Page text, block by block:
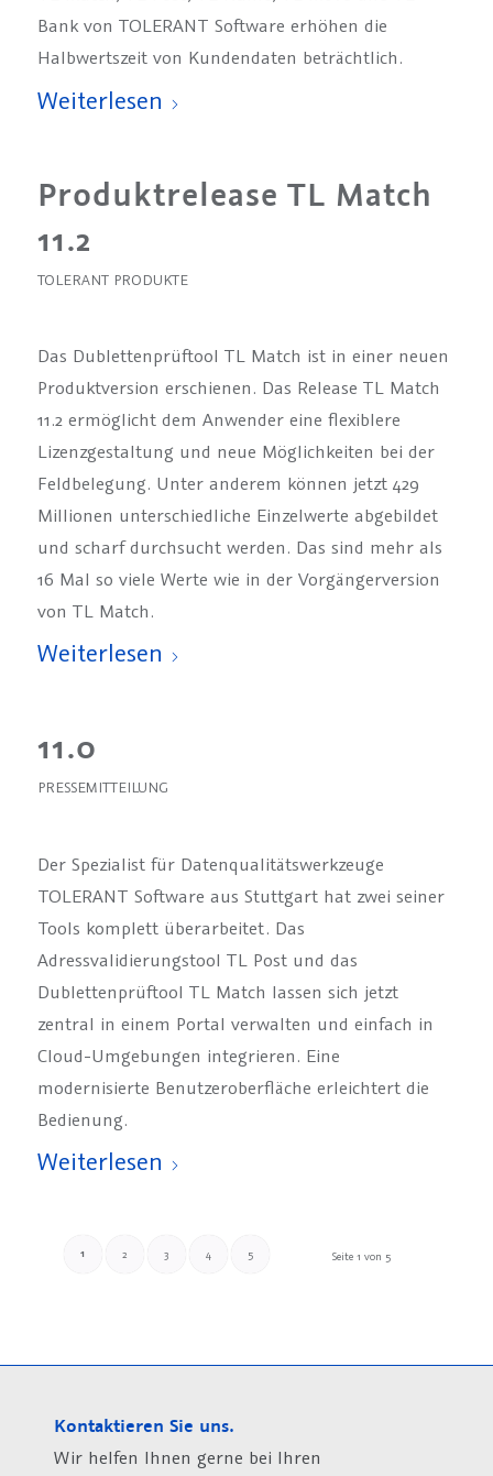
Bank von TOLERANT Software erhöhen die
Halbwertszeit von Kundendaten beträchtlich.
Weiterlesen
Produktrelease TL Match
11.2
TOLERANT PRODUKTE
Das Dublettenprüftool TL Match ist in einer neuen
Produktversion erschienen. Das Release TL Match
11.2 ermöglicht dem Anwender eine flexiblere
Lizenzgestaltung und neue Möglichkeiten bei der
Feldbelegung. Unter anderem können jetzt 429
Millionen unterschiedliche Einzelwerte abgebildet
und scharf durchsucht werden. Das sind mehr als
16 Mal so viele Werte wie in der Vorgängerversion
von TL Match.
Weiterlesen
11.0
PRESSEMITTEILUNG
Der Spezialist für Datenqualitätswerkzeuge
TOLERANT Software aus Stuttgart hat zwei seiner
Tools komplett überarbeitet. Das
Adressvalidierungstool TL Post und das
Dublettenprüftool TL Match lassen sich jetzt
zentral in einem Portal verwalten und einfach in
Cloud-Umgebungen integrieren. Eine
modernisierte Benutzeroberfläche erleichtert die
Bedienung.
Weiterlesen
Seite 1 von 5
1 2 3 4 5
Kontaktieren Sie uns.
Wir helfen Ihnen gerne bei Ihren